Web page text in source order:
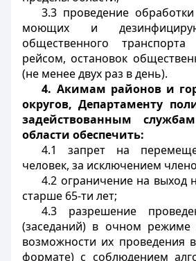
3.3 проведение
моющих и
общественного
рейсом, остановок
(не менее двух раз в день).
4. Акимам районов и
округов, Департаменту
задействованным
области обеспечить:
4.1 запрет на
человек, за исключением
4.2 ограничение на выход
старше 65-ти лет;
4.3 разрешение
(заседаний) в очном режиме
возможности их проведения
формате) с соблюдением